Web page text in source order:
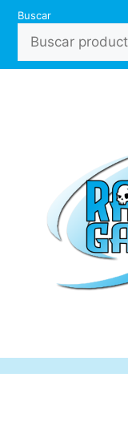
Saltar
contenido
Buscar